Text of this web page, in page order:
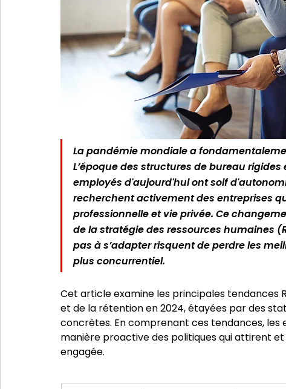
La pandémie mondiale a
L’époque des structures de bureau
employés d'aujourd'hui ont soif
recherchent activement des entreprises
professionnelle et vie privée. Ce
de la stratégie des ressources humaines
pas à s’adapter risquent de perdre les
plus concurrentiel.
Cet article examine les principales tendances
et de la rétention en 2024, étayées par des
concrètes. En comprenant ces tendances,
manière proactive des politiques qui attirent
engagée.